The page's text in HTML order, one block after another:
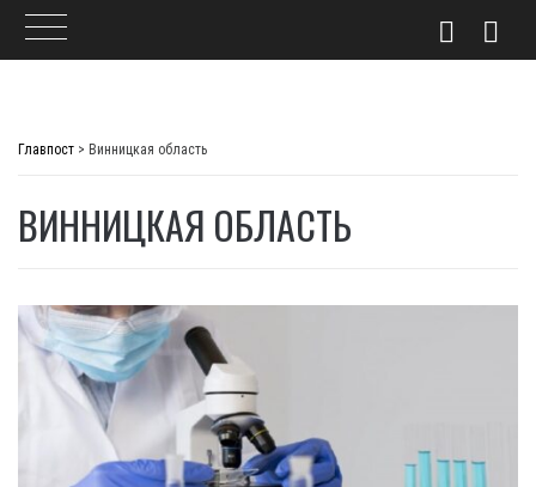
Главпост > Винницкая область
ВИННИЦКАЯ ОБЛАСТЬ